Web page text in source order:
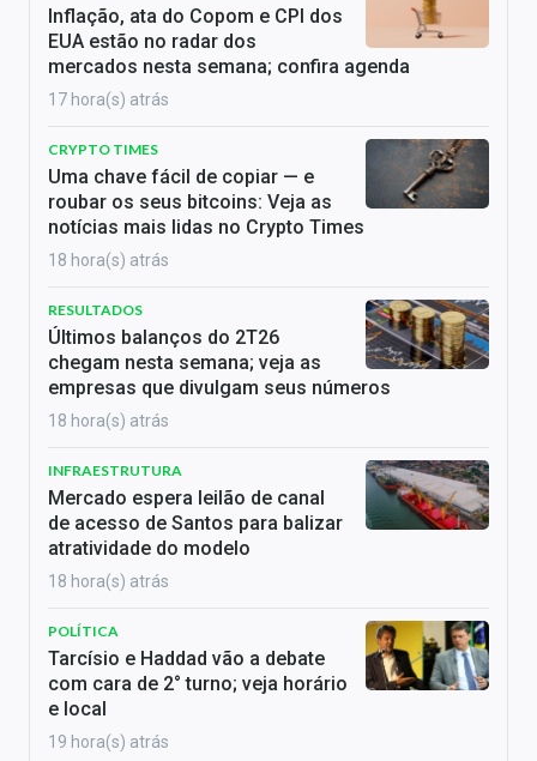
Inflação, ata do Copom e CPI dos
EUA estão no radar dos
mercados nesta semana; confira agenda
17 hora(s) atrás
CRYPTO TIMES
Uma chave fácil de copiar — e
roubar os seus bitcoins: Veja as
notícias mais lidas no Crypto Times
18 hora(s) atrás
RESULTADOS
Últimos balanços do 2T26
chegam nesta semana; veja as
empresas que divulgam seus números
18 hora(s) atrás
INFRAESTRUTURA
Mercado espera leilão de canal
de acesso de Santos para balizar
atratividade do modelo
18 hora(s) atrás
POLÍTICA
Tarcísio e Haddad vão a debate
com cara de 2° turno; veja horário
e local
19 hora(s) atrás